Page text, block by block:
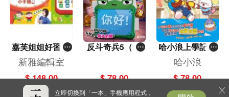
嘉芙姐姐好習慣
兒歌小手機
新雅編輯室
$ 148.00
反斗奇兵5（圖
$ 78.00
哈小浪上學記(1
3)——逃出神奇
博物館
哈小浪
$ 78.00
立即切換到「一本」手機應用程式，